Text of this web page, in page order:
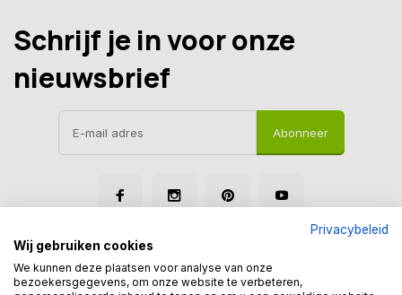
Schrijf je in voor onze
nieuwsbrief
Abonneer
Privacybeleid
Wij gebruiken cookies
We kunnen deze plaatsen voor analyse van onze
bezoekersgegevens, om onze website te verbeteren,